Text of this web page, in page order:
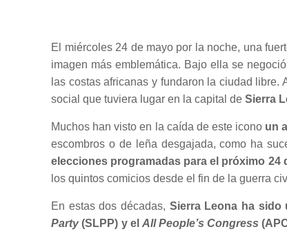
El miércoles 24 de mayo por la noche, una
imagen más emblemática. Bajo ella se
las costas africanas y fundaron la ciudad
social que tuviera lugar en la capital deSierra
Muchos han visto en la caída de este icono un
escombros o de leña desgajada, como ha
elecciones programadas para el próximo 24
los quintos comicios desde el fin de la guerra
En estas dos décadas, Sierra Leona ha sido
Party(SLPP) y el All People’s Congress